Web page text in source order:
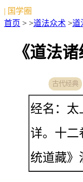
| 国学圈
首页 > >道法众术 >道
《道法
古代经典
经名：太
详。十二
统道藏》